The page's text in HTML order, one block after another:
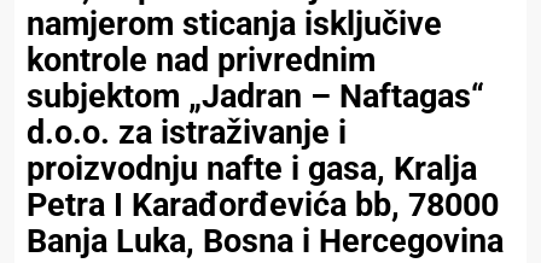
namjerom sticanja isključive
kontrole nad privrednim
subjektom „Jadran – Naftagas“
d.o.o. za istraživanje i
proizvodnju nafte i gasa, Kralja
Petra I Karađorđevića bb, 78000
Banja Luka, Bosna i Hercegovina